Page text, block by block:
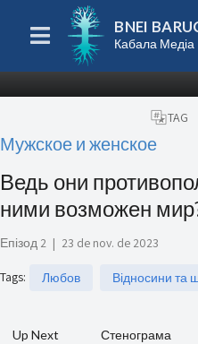
BNEI
Кабала Медіа
TAG
Мужское и женское
Ведь они
ними возможен
Епізод 2 | 23 de nov. de 2023
Tags: Любов Відносини та
Up Next Стенограма